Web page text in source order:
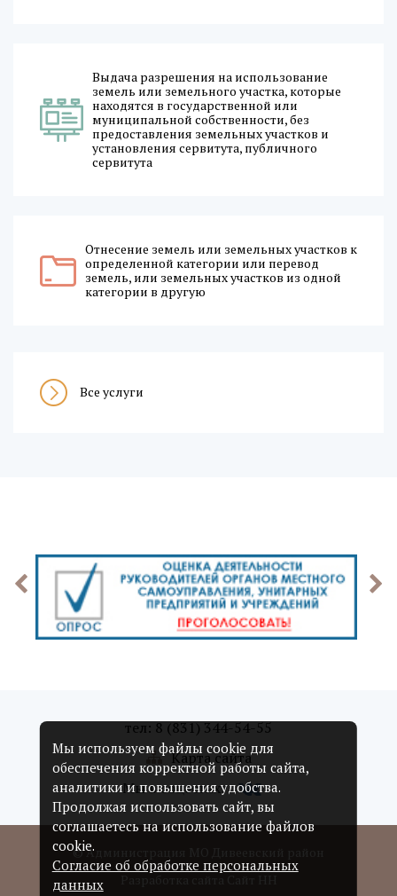
Выдача разрешения на использование
земель или земельного участка, которые
находятся в государственной или
муниципальной собственности, без
предоставления земельных участков и
установления сервитута, публичного
сервитута
Отнесение земель или земельных участков к
определенной категории или перевод
земель, или земельных участков из одной
категории в другую
Все услуги
тел: 8 (831) 344-54-55
Карта сайта
Мы в соцсетях:
© Администрация МО Дивеевский район
Мы используем файлы cookie для
обеспечения корректной работы сайта,
аналитики и повышения удобства.
Продолжая использовать сайт, вы
соглашаетесь на использование файлов
cookie.
Согласие об обработке персональных
данных